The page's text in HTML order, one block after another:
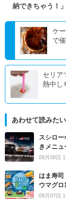
納できちゃう！
ケ
で
セリア
熱中し
あわせて読みた
スシロ
きメニュ
08月08日
はま寿司
ウマグロ
08月07日